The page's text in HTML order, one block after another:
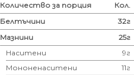
Количество за порция
Кол.
Белтъчини
32г
Мазнини
25г
Наситени
9г
Мононенаситени
11г